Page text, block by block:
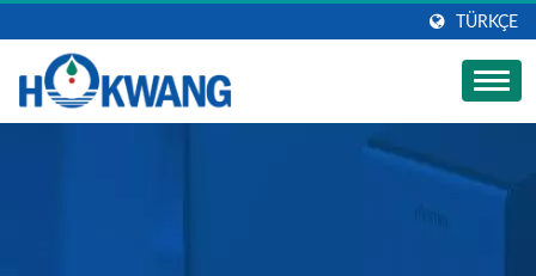
TÜRKÇE